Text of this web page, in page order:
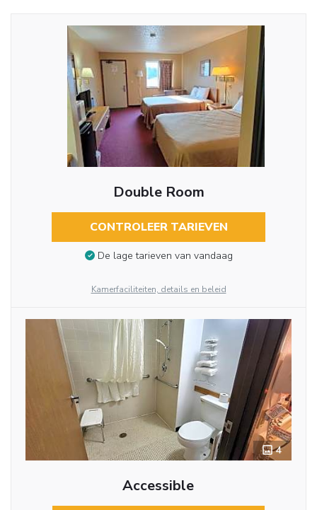
Double Room
CONTROLEER TARIEVEN
De lage tarieven van vandaag
Kamerfaciliteiten, details en beleid
4
Accessible